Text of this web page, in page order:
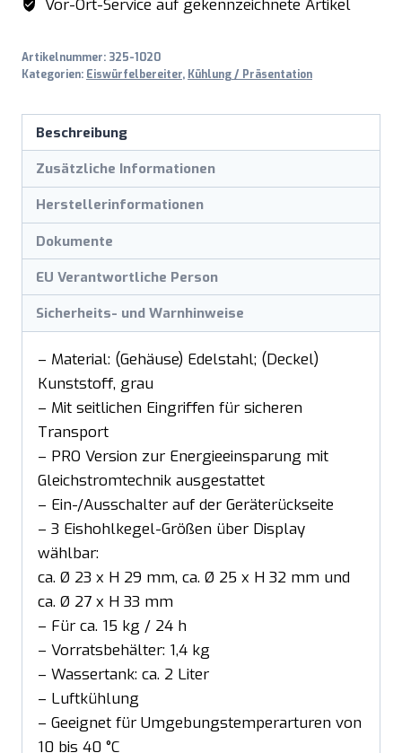
Vor-Ort-Service auf gekennzeichnete Artikel
Artikelnummer: 325-1020
Kategorien: Eiswürfelbereiter, Kühlung / Präsentation
Beschreibung
Zusätzliche Informationen
Herstellerinformationen
Dokumente
EU Verantwortliche Person
Sicherheits- und Warnhinweise
– Material: (Gehäuse) Edelstahl; (Deckel)
Kunststoff, grau
– Mit seitlichen Eingriffen für sicheren
Transport
– PRO Version zur Energieeinsparung mit
Gleichstromtechnik ausgestattet
– Ein-/Ausschalter auf der Geräterückseite
– 3 Eishohlkegel-Größen über Display
wählbar:
ca. Ø 23 x H 29 mm, ca. Ø 25 x H 32 mm und
ca. Ø 27 x H 33 mm
– Für ca. 15 kg / 24 h
– Vorratsbehälter: 1,4 kg
– Wassertank: ca. 2 Liter
– Luftkühlung
– Geeignet für Umgebungstemperarturen von
10 bis 40 °C